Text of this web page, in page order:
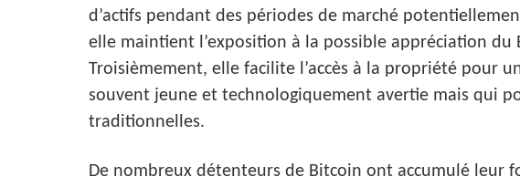
d’actifs pendant des périodes de marché
elle maintient l’exposition à la possible appréciation du
Troisièmement, elle facilite l’accès à la propriété pour
souvent jeune et technologiquement avertie mais qui
traditionnelles.
De nombreux détenteurs de Bitcoin ont accumulé leur